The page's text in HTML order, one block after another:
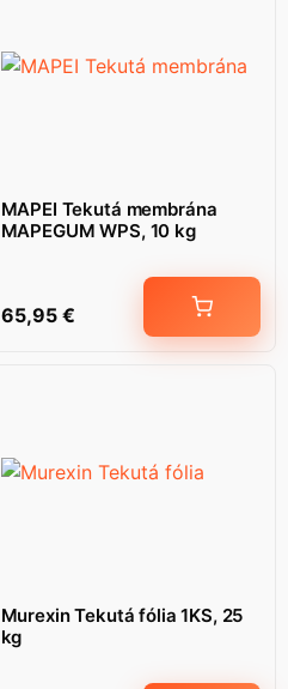
MAPEI Tekutá membrána
MAPEGUM WPS, 10 kg
65,95 €
Murexin Tekutá fólia 1KS, 25
kg